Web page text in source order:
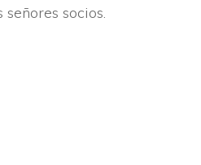
socios.